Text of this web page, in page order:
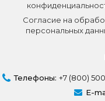
Согласие на
персональных
Телефоны: +7 (800)
E-